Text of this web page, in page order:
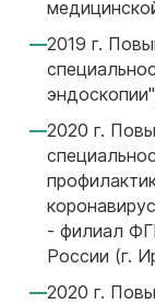
2019 г.
2020 г.
- филиал
России (г.
2020 г.